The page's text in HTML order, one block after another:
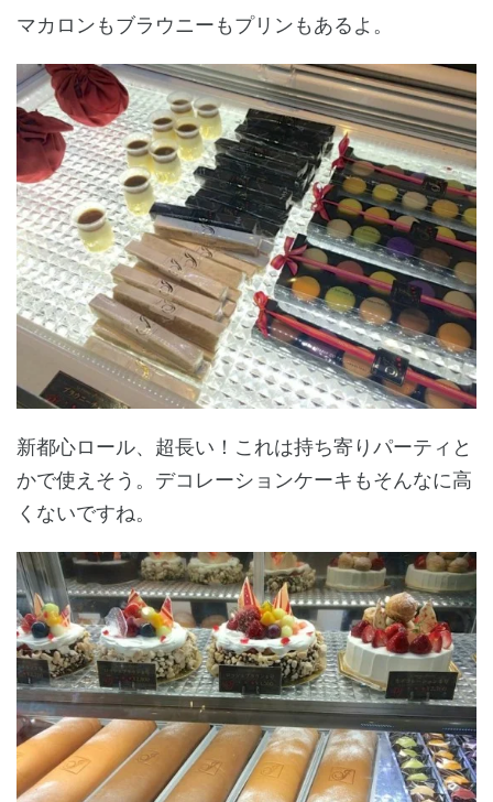
マカロンもブラウニーもプリンもあるよ。
新都心ロール、超長い！これは持ち寄りパーティと
かで使えそう。デコレーションケーキもそんなに高
くないですね。